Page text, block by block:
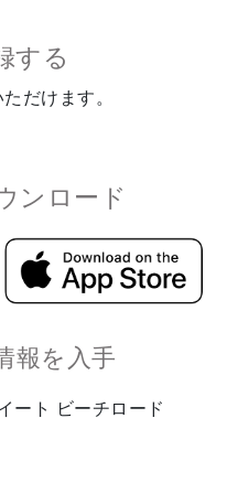
する
だけます。
ンロード
報を入手
ート ビーチロード